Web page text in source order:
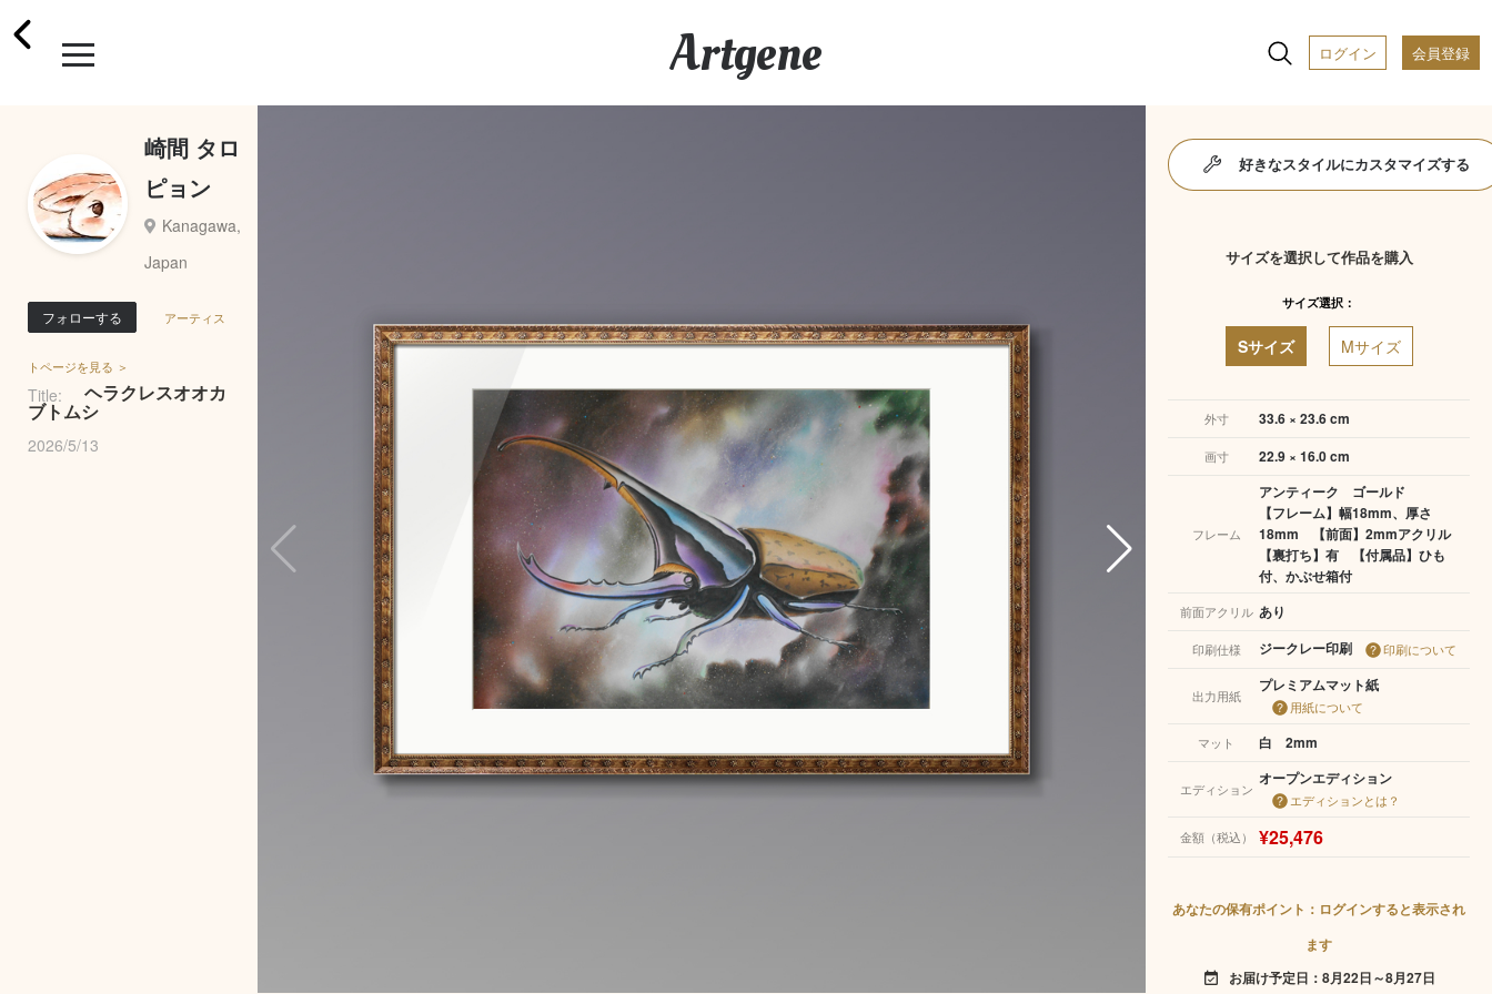
Artgene ログイン 会員登録
崎間 タロ
ピョン
Kanagawa,
Japan
フォローする アーティス
トページを見る ＞
Title: ヘラクレスオオカ
ブトムシ
2026/5/13
好きなスタイルにカスタマイズする
サイズを選択して作品を購入
サイズ選択：
Sサイズ Mサイズ
外寸 33.6 × 23.6 cm
画寸 22.9 × 16.0 cm
フレーム
アンティーク ゴールド
【フレーム】幅18mm、厚さ
18mm 【前面】2mmアクリル
【裏打ち】有 【付属品】ひも
付、かぶせ箱付
前面アクリル あり
印刷仕様 ジークレー印刷 印刷について
出力用紙
プレミアムマット紙
用紙について
マット
白 2mm
エディション
オープンエディション
エディションとは？
金額（税込） ¥25,476
あなたの保有ポイント：ログインすると表示され
ます
event_available お届け予定日：8月22日～8月27日